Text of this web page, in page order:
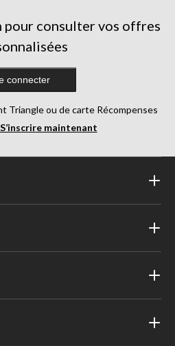
pour tarière à glace?
peuvent faciliter votre travail, notamment :
électriques)
pour consulter vos offres
connecter
Triangle ou de carte Récompenses
S’inscrire maintenant